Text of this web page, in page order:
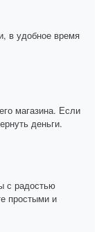
в удобное время
магазина. Если
деньги.
с радостью
простыми и